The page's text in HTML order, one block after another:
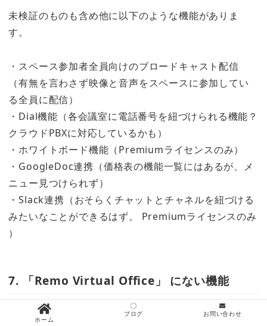
未検証のものも含め他に以下のような機能がありま
す。
・スペース参加者全員向けのブロードキャスト配信
（有無を言わさず映像と音声をスペースに参加してい
る全員に配信）
・Dial機能（各会議室に電話番号を紐づけられる機能？
クラウドPBXに対応しているかも）
・ホワイトボード機能（Premiumライセンスのみ）
・GoogleDoc連携（価格表の機能一覧にはあるが、メ
ニュー見つけられず）
・Slack連携（おそらくチャットとチャネルを紐づける
みたいなことができるはず。 Premiumライセンスのみ
）
7. 「Remo Virtual Office」 にない機能
・映像と音声の録画機能
ホーム
ブログ お問い合わせ